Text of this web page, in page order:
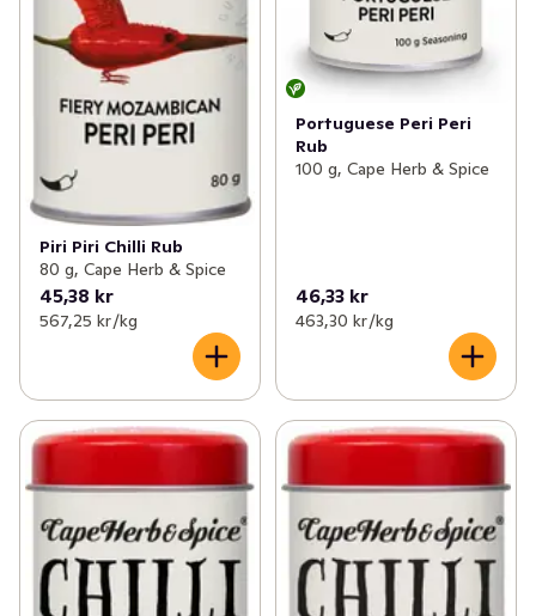
Piri Piri Chilli Rub
80 g, Cape Herb & Spice
45,38 kr
567,25 kr /kg
Portuguese Peri Peri
Rub
100 g, Cape Herb & Spice
46,33 kr
463,30 kr /kg